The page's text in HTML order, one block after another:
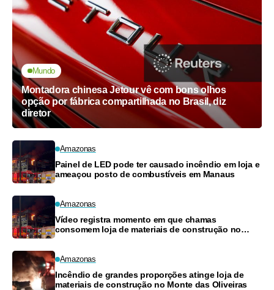
Mundo
Montadora chinesa Jetour vê com bons olhos
opção por fábrica compartilhada no Brasil, diz
diretor
Amazonas
Painel de LED pode ter causado incêndio em loja e
ameaçou posto de combustíveis em Manaus
Amazonas
Vídeo registra momento em que chamas
consomem loja de materiais de construção no
Amazonas
Incêndio de grandes proporções atinge loja de
materiais de construção no Monte das Oliveiras